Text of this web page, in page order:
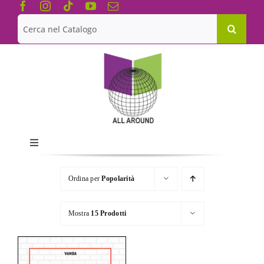
Salta
contenuto
Cerca
per:
Toggle
Navigation
Chi siamo
Le Collane
Catalogo
Ordina perPopolarità
Mostra 15 Prodotti